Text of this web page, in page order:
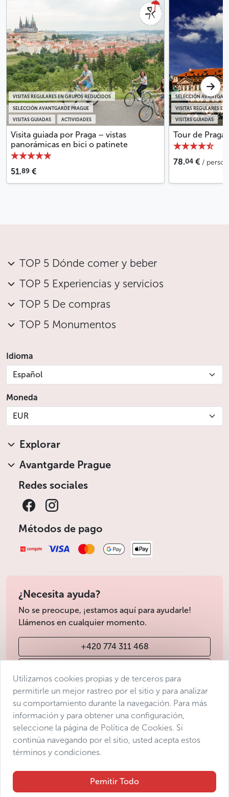
VISITAS GUIADAS ACTIVIDADES
SELECCIÓN AVANTGARDE PRAGUE
VISITAS REGULARES EN GRUPOS REDUCIDOS
Visita guiada por Praga – vistas
panorámicas en bici o patinete
51.89 €
VISITAS GUIADAS
VISITAS REGULARES EN
SELECCIÓN
Tour de
78.04 € /
TOP 5 Dónde comer y beber
TOP 5 Experiencias y servicios
TOP 5 De compras
TOP 5 Monumentos
Idioma
Español
Moneda
EUR
Explorar
Avantgarde Prague
Redes sociales
Métodos de pago
¿Necesita ayuda?
No se preocupe, ¡estamos aquí para ayudarle!
Llámenos en cualquier momento.
+420 774 311 468
Condiciones de venta
Protección de datos
Declaración de accesibilidad
Manage consent
Utilizamos cookies propias y de terceros para
permitirle un mejor rastreo por el sitio y para analizar
su comportamiento durante la navegación. Para más
información y para obtener una configuración,
seleccione la página de Política de Cookies. Si
continúa navegando por el sitio, usted acepta estos
términos y condiciones.
Pemitir Todo